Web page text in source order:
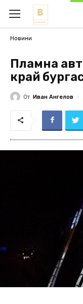
Новини
Пламна
край
От Иван Ангелов